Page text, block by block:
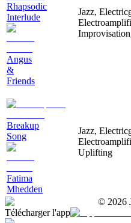
Rhapsodic
Interlude
Angus
&
Friends
Jazz,
Breakup
Song
Fatima
Mhedden
Jazz,
Uplifting
© 2026
Télécharger l'app